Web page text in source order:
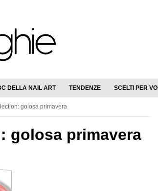
DELLA NAIL ART TENDENZE SCELTI PER VOI
golosa primavera
golosa primavera